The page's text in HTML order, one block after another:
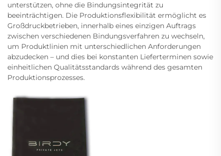
unterstützen, ohne die Bindungsintegrität zu
beeinträchtigen. Die Produktionsflexibilität ermöglicht es
Großdruckbetrieben, innerhalb eines einzigen Auftrags
zwischen verschiedenen Bindungsverfahren zu wechseln,
um Produktlinien mit unterschiedlichen Anforderungen
abzudecken – und dies bei konstanten Lieferterminen sowie
einheitlichen Qualitätsstandards während des gesamten
Produktionsprozesses.